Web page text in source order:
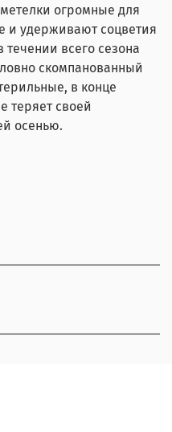
огромные для
и удерживают соцветия
всего сезона
скомпанованный
в конце
теряет своей
осенью.